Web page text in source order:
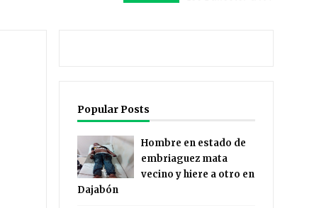
Popular Posts
Hombre en estado de
embriaguez mata
vecino y hiere a otro en
Dajabón